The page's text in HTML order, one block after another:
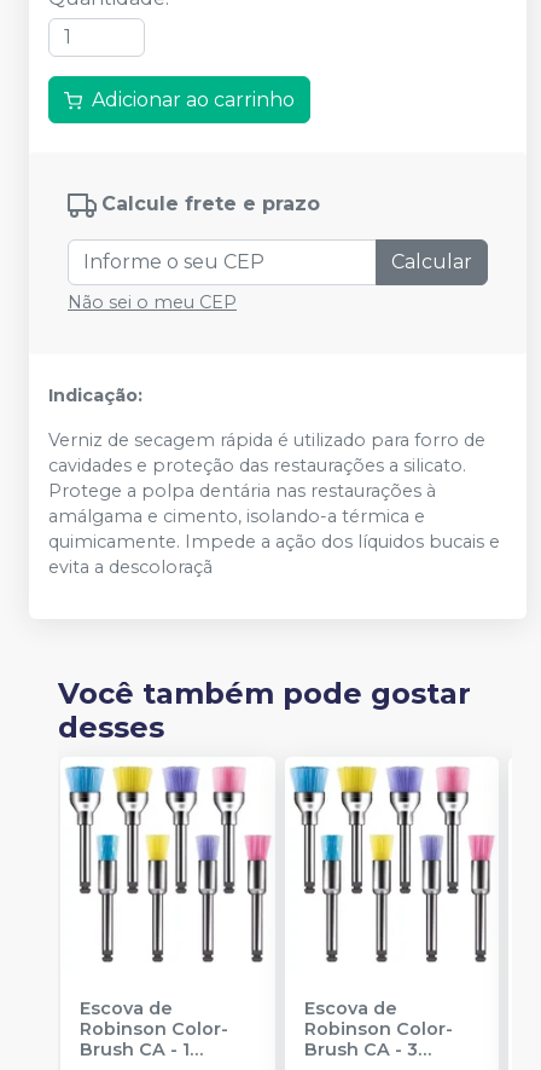
Adicionar ao carrinho
Calcule frete e prazo
Calcular
Não sei o meu CEP
Indicação:
Verniz de secagem rápida é utilizado para forro de
cavidades e proteção das restaurações a silicato.
Protege a polpa dentária nas restaurações à
amálgama e cimento, isolando-a térmica e
quimicamente. Impede a ação dos líquidos bucais e
evita a descoloraçã
Você também pode gostar
desses
Escova de
Robinson Color-
Brush CA - 1
Escova de
Robinson Color-
Brush CA - 3